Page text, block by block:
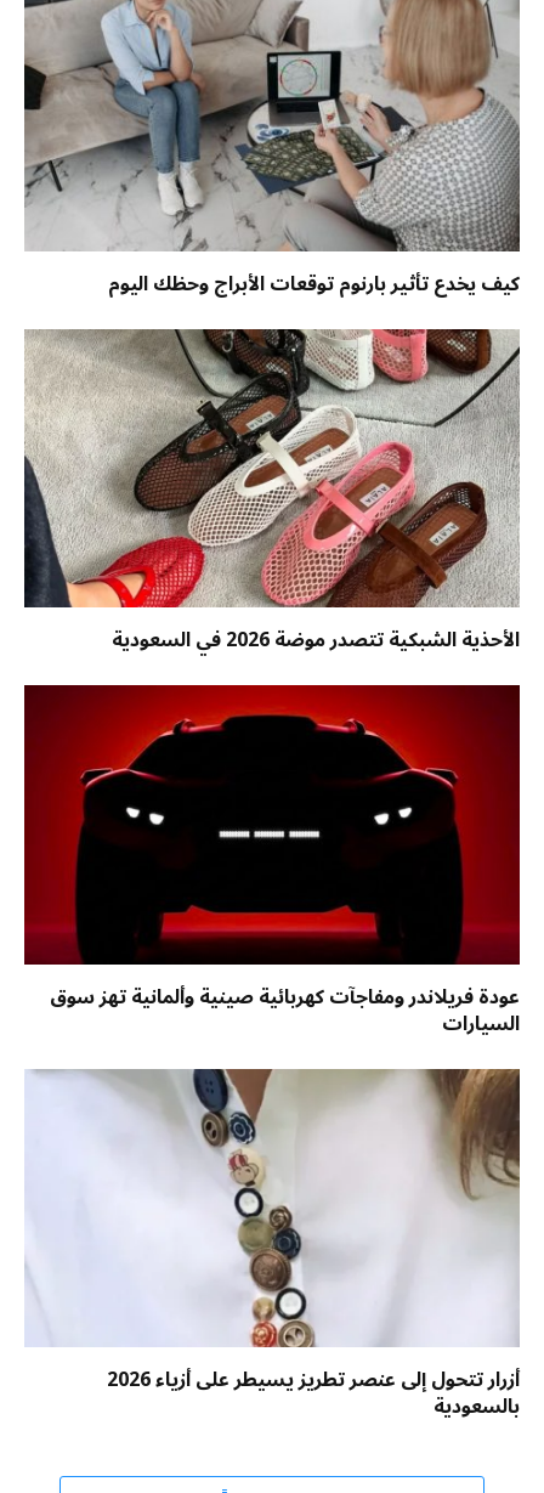
كيف يخدع تأثير بارنوم توقعات الأبراج وحظك اليوم
الأحذية الشبكية تتصدر موضة 2026 في السعودية
عودة فريلاندر ومفاجآت كهربائية صينية وألمانية تهز سوق
السيارات
أزرار تتحول إلى عنصر تطريز يسيطر على أزياء 2026
بالسعودية